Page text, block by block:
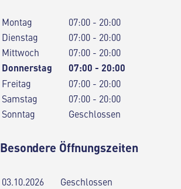
Montag
07:00 - 20:00
Dienstag
07:00 - 20:00
Mittwoch
07:00 - 20:00
Donnerstag 07:00 - 20:00
Freitag
07:00 - 20:00
Samstag
07:00 - 20:00
Sonntag
Geschlossen
Besondere Öffnungszeiten
03.10.2026
Geschlossen